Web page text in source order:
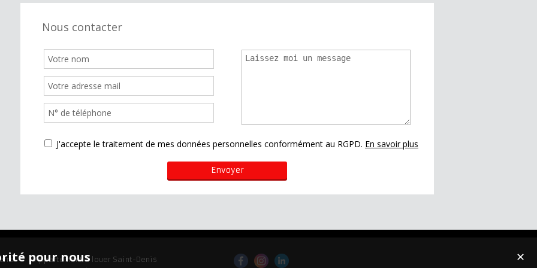
Nous contacter
J'accepte le traitement de mes données personnelles conformément au RGPD. En savoir plus
Appartement à louer Saint-Denis
✕
pour nous